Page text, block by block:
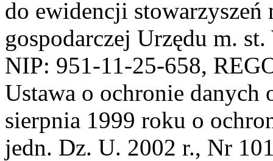
do ewidencji stowarzyszeń
gospodarczej Urzędu m.
NIP: 951-11-25-658,
Ustawa o ochronie danych
sierpnia 1999 roku o
jedn. Dz. U. 2002 r., Nr